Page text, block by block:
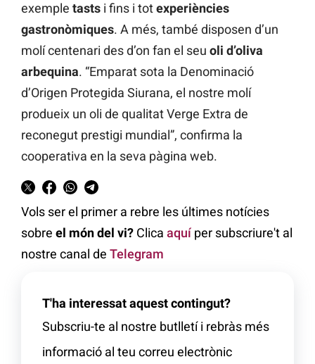
exemple tasts i fins i totexperiències
gastronòmiques. A més, també disposen d’un
molí centenari des d’on fan el seu oli d’oliva
arbequina. “Emparat sota la Denominació
d’Origen Protegida Siurana, el nostre molí
produeix un oli de qualitat Verge Extra de
reconegut prestigi mundial”, confirma la
cooperativa en la seva pàgina web.
Vols ser el primer a rebre les últimes notícies
sobre el món del vi? Clica aquíper subscriure't al
nostre canal de Telegram
T'ha interessat aquest contingut?
Subscriu-te al nostre butlletí i rebràs més
informació al teu correu electrònic